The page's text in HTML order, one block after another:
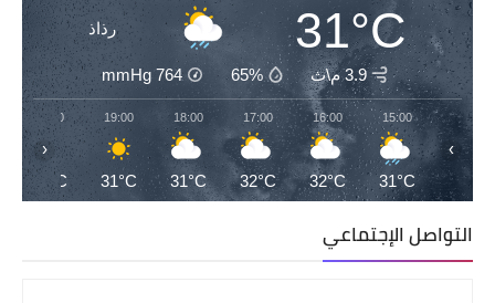
31°C رذاذ
3.9 م\ث 65%
764
mmHg
15:00
31°C
16:00
32°C
17:00
32°C
18:00
31°C
19:00
31°C
20:00
29°C
‹ ›
التواصل الإجتماعي